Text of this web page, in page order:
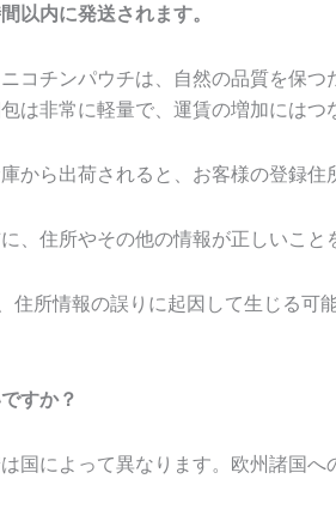
以内に発送されます。
コチンパウチは、自然の品質を保
は非常に軽量で、運賃の増加にはつ
から出荷されると、お客様の登録住
、住所やその他の情報が正しいこと
住所情報の誤りに起因して生じる可
すか？
国によって異なります。欧州諸国